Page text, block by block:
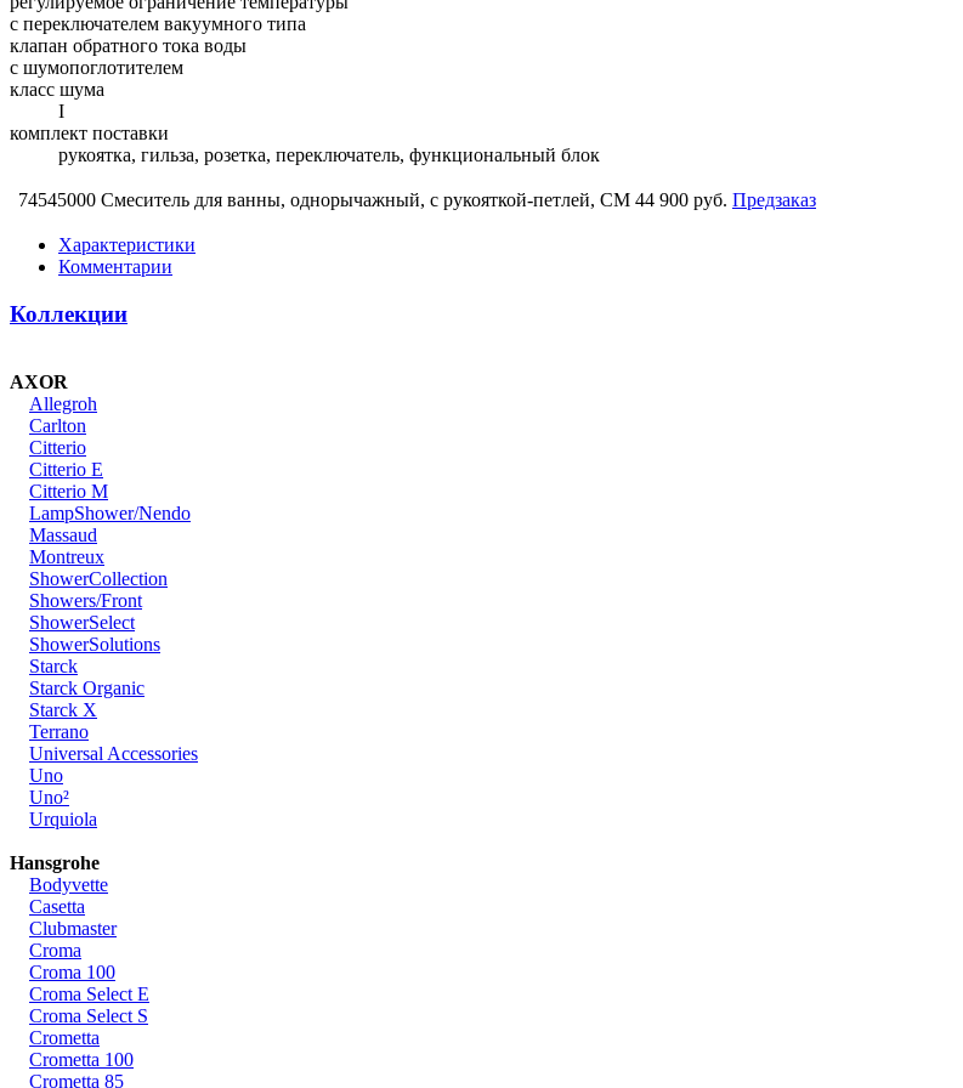
с переключателем вакуумного типа
клапан обратного тока воды
с шумопоглотителем
класс шума
I
комплект поставки
рукоятка, гильза, розетка, переключатель, функциональный блок
74545000 Смеситель для ванны, однорычажный, с рукояткой-петлей, СМ 44 900 руб. Предзаказ
Характеристики
Комментарии
Коллекции
AXOR
Allegroh
Carlton
Citterio
Citterio E
Citterio M
LampShower/Nendo
Massaud
Montreux
ShowerCollection
Showers/Front
ShowerSelect
ShowerSolutions
Starck
Starck Organic
Starck X
Terrano
Universal Accessories
Uno
Uno²
Urquiola
Hansgrohe
Bodyvette
Casetta
Clubmaster
Croma
Croma 100
Croma Select E
Croma Select S
Crometta
Crometta 100
Crometta 85